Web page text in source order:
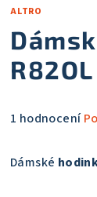
ALTRO
R82OL
Průměrné
produktu
1 hodnocení
Dámské